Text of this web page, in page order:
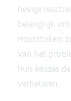
hevige
belangrijk
Houtstokers
van het
hun keuzes
verbeteren.